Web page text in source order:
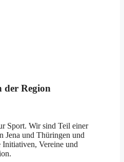
der Region
Sport. Wir sind Teil einer
Jena und Thüringen und
Initiativen, Vereine und